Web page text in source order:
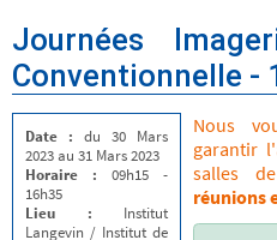
Journées
Conventionnelle -
Date : du 30 Mars
2023 au 31 Mars 2023
Horaire : 09h15 -
16h35
Lieu : Institut
Langevin / Institut de
Nous
garantir
salles
réunions